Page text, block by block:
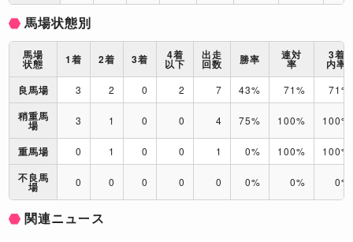
馬場状態別
馬場
状態 1着 2着 3着 4着
以下
出走
回数 勝率 連対
率
3着
内率
良馬場
3 2 0 2 7 43% 71% 71%
稍重馬
場 3 1 0 0 4 75% 100% 100%
重馬場 0 1 0 0 1 0% 100% 100%
不良馬
場 0 0 0 0 0 0% 0% 0%
関連ニュース